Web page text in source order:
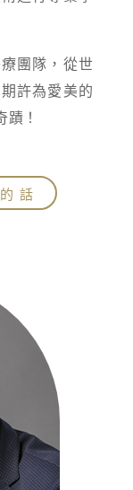
團隊，從世
許為愛美的
！
話